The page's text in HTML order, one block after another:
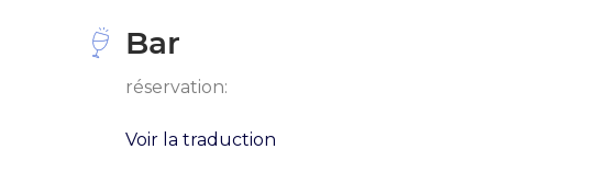
Bar
réservation:
Voir la traduction